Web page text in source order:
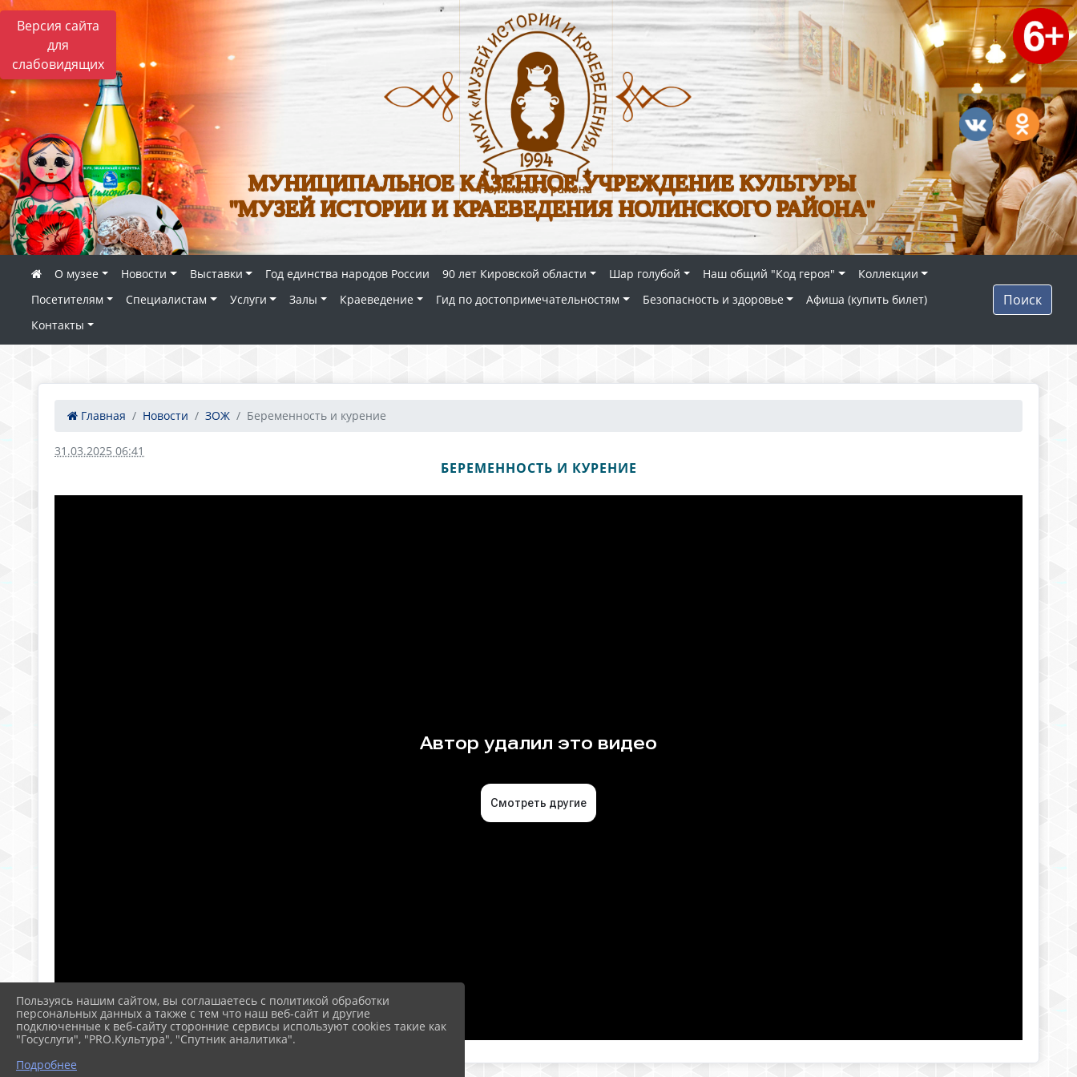
Версия сайта
для
слабовидящих
МУНИЦИПАЛЬНОЕ КАЗЕННОЕ УЧРЕЖДЕНИЕ КУЛЬТУРЫ
"МУЗЕЙ ИСТОРИИ И КРАЕВЕДЕНИЯ НОЛИНСКОГО РАЙОНА"
О музее Новости Выставки Год единства народов России 90 лет Кировской области Шар голубой Наш общий "Код героя"
Коллекции
Посетителям
Специалистам Услуги Залы Краеведение Гид по достопримечательностям Безопасность и здоровье
Афиша (купить билет)
Контакты
Поиск
Главная Новости ЗОЖ Беременность и курение
31.03.2025 06:41
БЕРЕМЕННОСТЬ И КУРЕНИЕ
Пользуясь нашим сайтом, вы соглашаетесь с политикой обработки
персональных данных а также с тем что наш веб-сайт и другие
подключенные к веб-сайту сторонние сервисы используют cookies такие как
"Госуслуги", "PRO.Культура", "Спутник аналитика".
Подробнее